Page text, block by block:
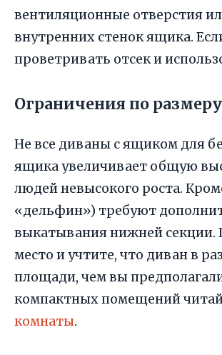
вентиляционные отверстия
внутренних стенок ящика.
проветривать отсек и
Ограничения по размеру
Не все диваны с ящиком для
ящика увеличивает общую
людей невысокого роста.
«дельфин») требуют
выкатывания нижней секции.
место и учтите, что диван в
площади, чем вы
компактных помещений
комнаты.